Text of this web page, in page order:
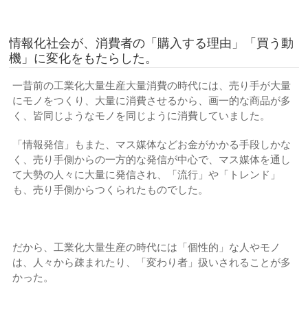
情報化社会が、消費者の「購入する理由」「買う動
機」に変化をもたらした。
一昔前の工業化大量生産大量消費の時代には、売り手が大量
にモノをつくり、大量に消費させるから、画一的な商品が多
く、皆同じようなモノを同じように消費していました。
「情報発信」もまた、マス媒体などお金がかかる手段しかな
く、売り手側からの一方的な発信が中心で、マス媒体を通し
て大勢の人々に大量に発信され、「流行」や「トレンド」
も、売り手側からつくられたものでした。
だから、工業化大量生産の時代には「個性的」な人やモノ
は、人々から疎まれたり、「変わり者」扱いされることが多
かった。